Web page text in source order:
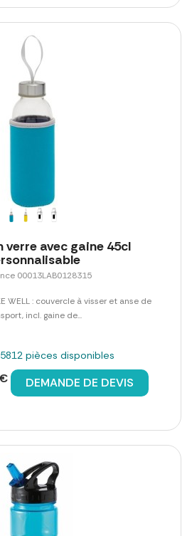
verre avec gaine 45cl
00013LAB0128315
WELL : couvercle à visser et anse de
incl. gaine de...
pièces disponibles
DEMANDE DE DEVIS